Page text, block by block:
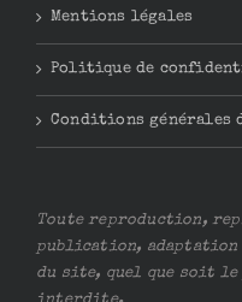
Mentions légales
Politique de
Conditions générales
Toute reproduction,
publication, adaptation
du site, quel que soit